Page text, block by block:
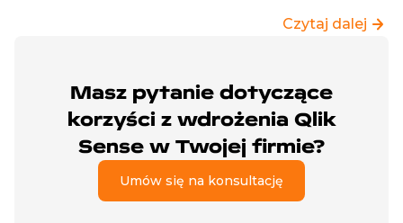
Czytaj dalej
Masz pytanie dotyczące
korzyści z wdrożenia Qlik
Sense w Twojej firmie?
Umów się na konsultację